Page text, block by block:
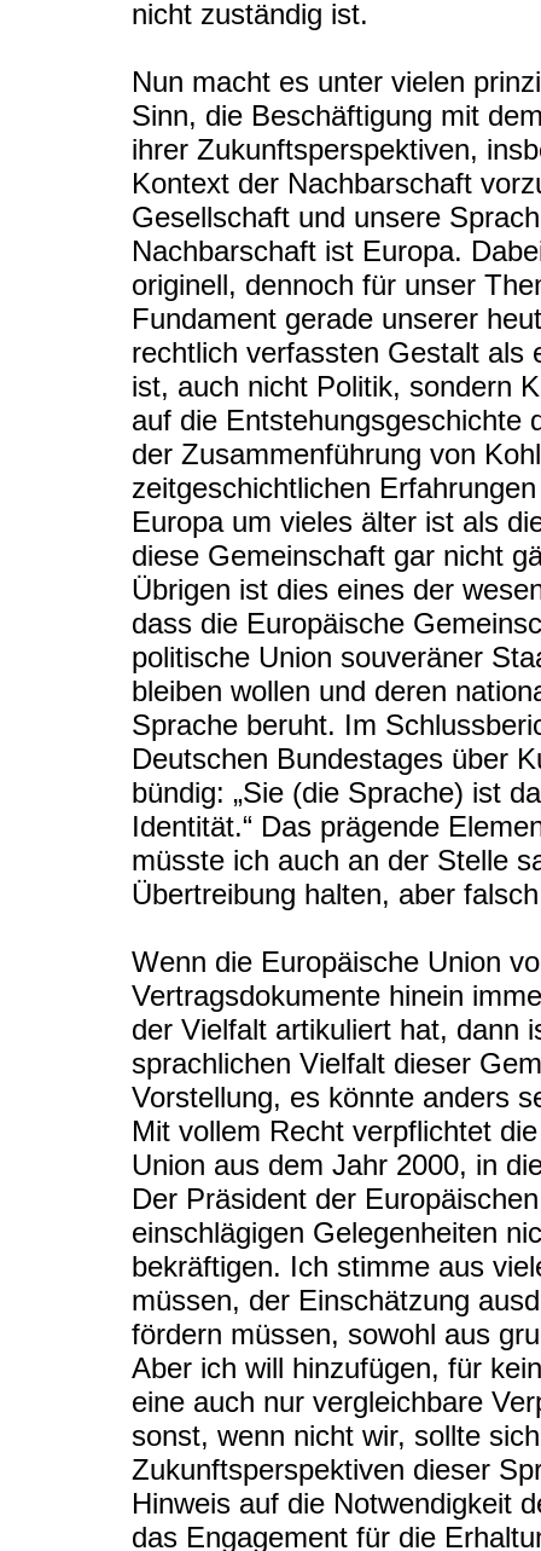
nicht zuständig ist.
Nun macht es unter vielen
Sinn, die Beschäftigung mit
ihrer Zukunftsperspektiven,
Kontext der Nachbarschaft
Gesellschaft und unsere
Nachbarschaft ist Europa.
originell, dennoch für unser
Fundament gerade unserer
rechtlich verfassten Gestalt als
ist, auch nicht Politik, sondern
auf die Entstehungsgeschichte
der Zusammenführung von
zeitgeschichtlichen
Europa um vieles älter ist als
diese Gemeinschaft gar nicht
Übrigen ist dies eines der
dass die Europäische
politische Union souveräner
bleiben wollen und deren
Sprache beruht. Im
Deutschen Bundestages über
bündig: „Sie (die Sprache) ist
Identität.“ Das prägende
müsste ich auch an der Stelle
Übertreibung halten, aber
Wenn die Europäische Union
Vertragsdokumente hinein
der Vielfalt artikuliert hat, dann
sprachlichen Vielfalt dieser
Vorstellung, es könnte anders
Mit vollem Recht verpflichtet
Union aus dem Jahr 2000, in
Der Präsident der
einschlägigen Gelegenheiten
bekräftigen. Ich stimme aus
müssen, der Einschätzung
fördern müssen, sowohl aus
Aber ich will hinzufügen, für
eine auch nur vergleichbare
sonst, wenn nicht wir, sollte
Zukunftsperspektiven dieser
Hinweis auf die Notwendigkeit
das Engagement für die